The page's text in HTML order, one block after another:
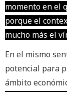
momento en el
porque el
mucho más el
En el mismo
potencial para
ámbito